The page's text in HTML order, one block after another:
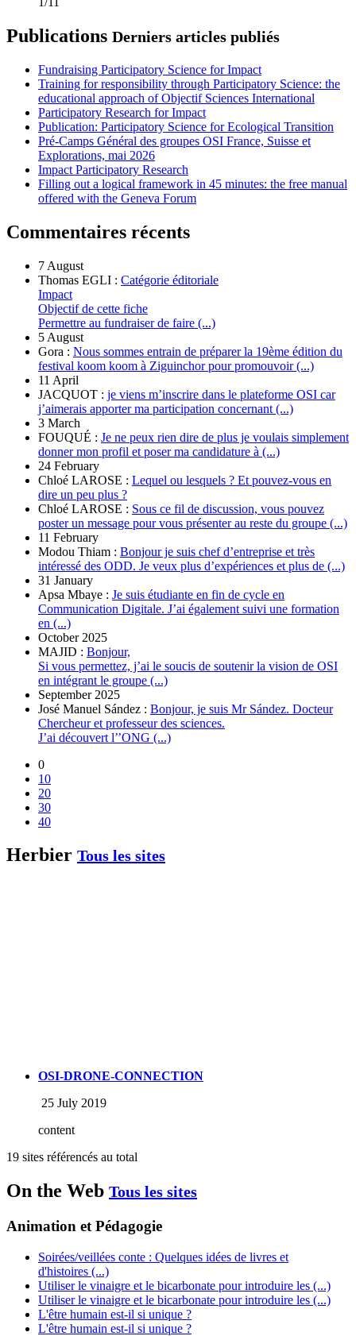
Publications Derniers articles publiés
Fundraising Participatory Science for Impact
Training for responsibility through Participatory Science: the
educational approach of Objectif Sciences International
Participatory Research for Impact
Publication: Participatory Science for Ecological Transition
Pré-Camps Général des groupes OSI France, Suisse et
Explorations, mai 2026
Impact Participatory Research
Filling out a logical framework in 45 minutes: the free manual
offered with the Geneva Forum
Commentaires récents
7 August
Thomas EGLI : Catégorie éditoriale
Impact
Objectif de cette fiche
Permettre au fundraiser de faire (...)
5 August
Gora : Nous sommes entrain de préparer la 19ème édition du
festival koom koom à Ziguinchor pour promouvoir (...)
11 April
JACQUOT : je viens m’inscrire dans le plateforme OSI car
j’aimerais apporter ma participation concernant (...)
3 March
FOUQUÉ : Je ne peux rien dire de plus je voulais simplement
donner mon profil et poser ma candidature à (...)
24 February
Chloé LAROSE : Lequel ou lesquels ? Et pouvez-vous en
dire un peu plus ?
Chloé LAROSE : Sous ce fil de discussion, vous pouvez
poster un message pour vous présenter au reste du groupe (...)
11 February
Modou Thiam : Bonjour je suis chef d’entreprise et très
intéressé des ODD. Je veux plus d’expériences et plus de (...)
31 January
Apsa Mbaye : Je suis étudiante en fin de cycle en
Communication Digitale. J’ai également suivi une formation
en (...)
October 2025
MAJID : Bonjour,
Si vous permettez, j’ai le soucis de soutenir la vision de OSI
en intégrant le groupe (...)
September 2025
José Manuel Sández : Bonjour, je suis Mr Sández. Docteur
Chercheur et professeur des sciences.
J’ai découvert l’’ONG (...)
0
10
20
30
40
Herbier Tous les sites
OSI-DRONE-CONNECTION
25 July 2019
content
19 sites référencés au total
On the Web Tous les sites
Animation et Pédagogie
Soirées/veillées conte : Quelques idées de livres et
d'histoires (...)
Utiliser le vinaigre et le bicarbonate pour introduire les (...)
Utiliser le vinaigre et le bicarbonate pour introduire les (...)
L'être humain est-il si unique ?
L'être humain est-il si unique ?